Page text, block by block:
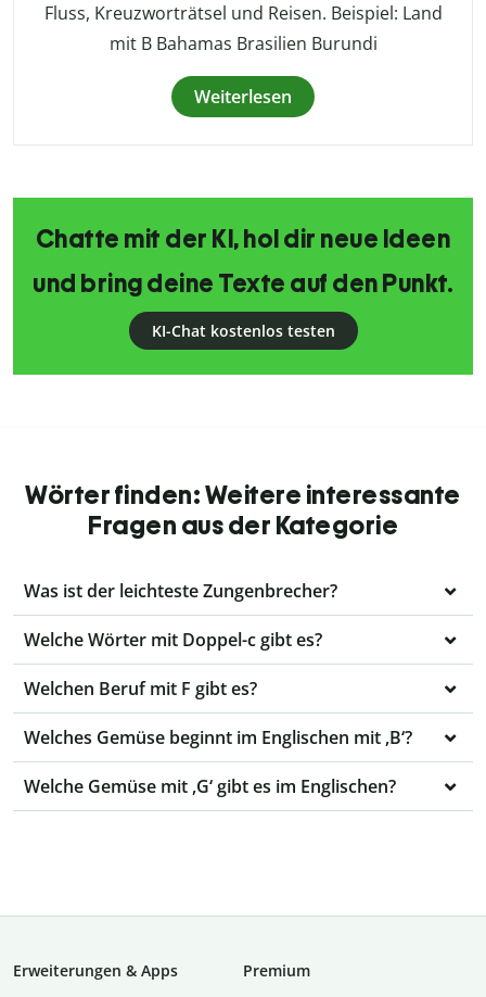
Fluss, Kreuzworträtsel und Reisen. Beispiel: Land
mit B Bahamas Brasilien Burundi
Weiterlesen
Chatte mit der KI, hol dir neue Ideen
und bring deine Texte auf den Punkt.
KI-Chat kostenlos testen
Wörter finden: Weitere interessante
Fragen aus der Kategorie
Was ist der leichteste Zungenbrecher?
Welche Wörter mit Doppel-c gibt es?
Welchen Beruf mit F gibt es?
Welches Gemüse beginnt im Englischen mit ,B‘?
Welche Gemüse mit ,G‘ gibt es im Englischen?
Erweiterungen & Apps
Premium